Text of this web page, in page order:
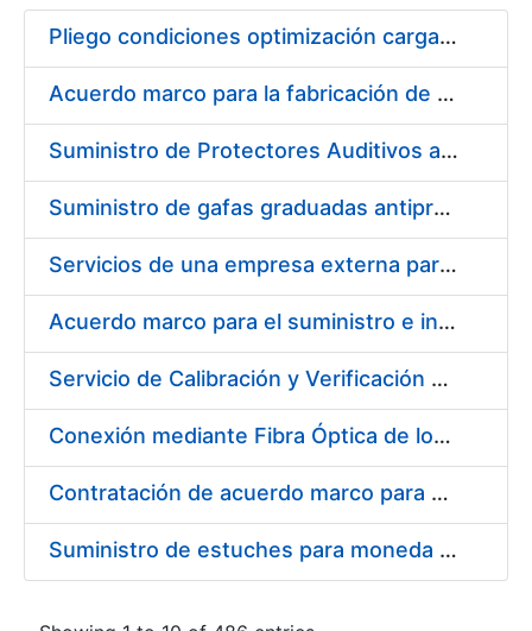
Show/Hide
Pliego condiciones optimización cargas compras firmado
Acuerdo marco para la fabricación de piezas
Suministro de Protectores Auditivos a medida para las personas trabajadoras de los Centros de Trabajo de Madrid y Burgos
Suministro de gafas graduadas antiproyecciones para los trabajadores de la FNMT-RCM en los centros de trabajo de Madrid y Burgos
Servicios de una empresa externa para el asesoramiento y resolución de los recursos de alzada que se presentan relacionados con procesos de selección para la FNMT-RCM
Acuerdo marco para el suministro e instalación de persianas, estores y otros complementos
Servicio de Calibración y Verificación Externa de los Equipos de Medición del Servicio de Prevención de la FNMT-RCM
Conexión mediante Fibra Óptica de los Centros de Proceso de Datos (CPDs) de las sedes de la FNMT-RCM de Burgos y Madrid
Contratación de acuerdo marco para el Suministro de Material de Electricidad para la Fábrica Nacional de Moneda y Timbre-Real Casa de la Moneda en su centro de trabajo de Burgos
Suministro de estuches para moneda de 30 €